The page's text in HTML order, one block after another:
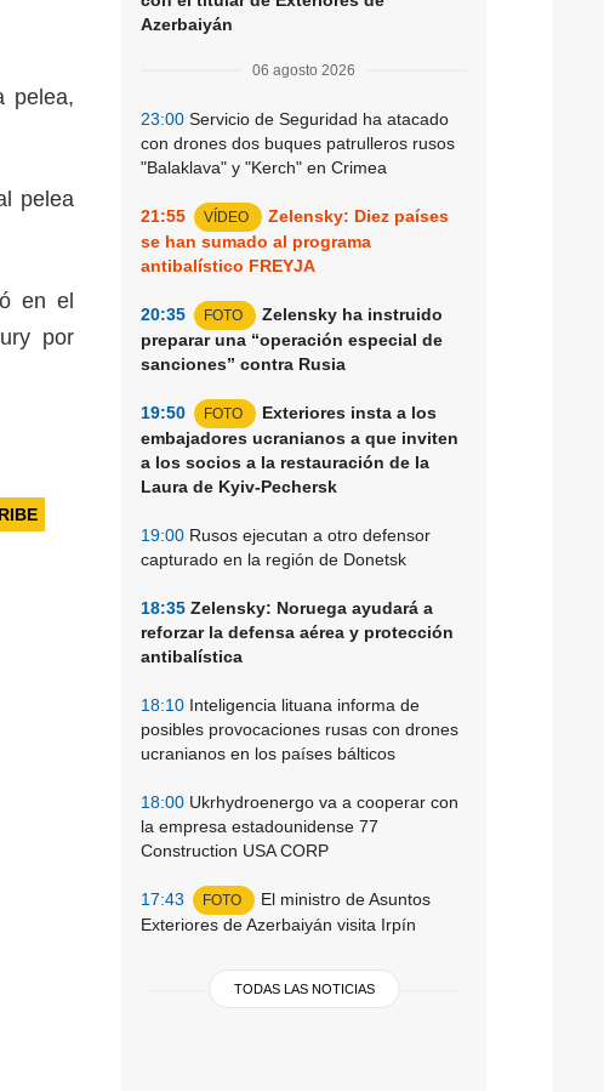
Azerbaiyán
06 agosto 2026
23:00 Servicio de Seguridad ha atacado
con drones dos buques patrulleros rusos
"Balaklava" y "Kerch" en Crimea
21:55 VÍDEO
Zelensky: Diez países
se han sumado al programa
antibalístico FREYJA
20:35 FOTO
Zelensky ha instruido
preparar una “operación especial de
sanciones” contra Rusia
19:50 FOTO
Exteriores insta a los
embajadores ucranianos a que inviten
a los socios a la restauración de la
Laura de Kyiv-Pechersk
19:00 Rusos ejecutan a otro defensor
capturado en la región de Donetsk
18:35 Zelensky: Noruega ayudará a
reforzar la defensa aérea y protección
antibalística
18:10 Inteligencia lituana informa de
posibles provocaciones rusas con drones
ucranianos en los países bálticos
18:00 Ukrhydroenergo va a cooperar con
la empresa estadounidense 77
Construction USA CORP
17:43 FOTO
El ministro de Asuntos
Exteriores de Azerbaiyán visita Irpín
TODAS LAS NOTICIAS
pelea,
pelea
en el
por